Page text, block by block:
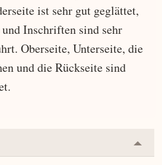
ist sehr gut geglättet,
Inschriften sind sehr
Oberseite, Unterseite, die
und die Rückseite sind
or